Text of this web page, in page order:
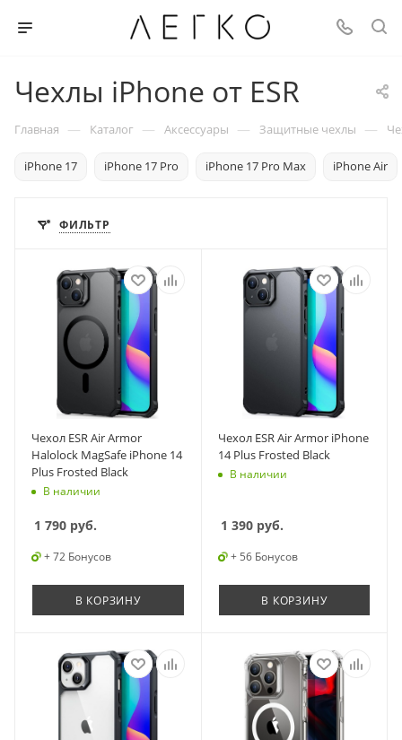
Чехлы iPhone от ESR
Главная — Каталог — Аксессуары — Защитные чехлы —
iPhone 17 iPhone 17 Pro iPhone 17 Pro Max iPhone Air
ФИЛЬТР
Чехол ESR Air Armor
Halolock MagSafe iPhone 14
Plus Frosted Black
В наличии
1 790 руб.
+ 72 Бонусов
В КОРЗИНУ
Чехол ESR Air Armor iPhone
14 Plus Frosted Black
В наличии
1 390руб.
+ 56 Бонусов
В КОРЗИНУ